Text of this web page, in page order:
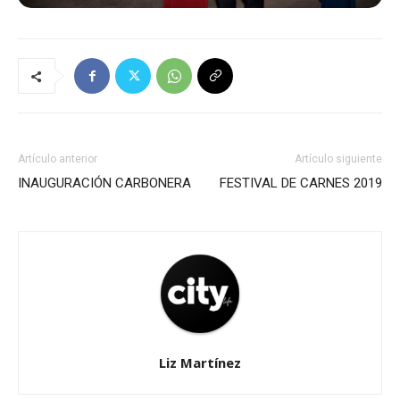
Artículo anterior
INAUGURACIÓN CARBONERA
Artículo siguiente
FESTIVAL DE CARNES 2019
Liz Martínez